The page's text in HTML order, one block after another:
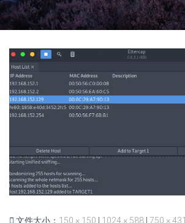
文件大小： 150 × 150 1024 × 588 750 × 431